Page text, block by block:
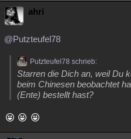
ahri
@Putzteufel78
Putzteufel78 schrieb:
Starren die Dich an, weil Du
beim Chinesen beobachtet
(Ente) bestellt hast?